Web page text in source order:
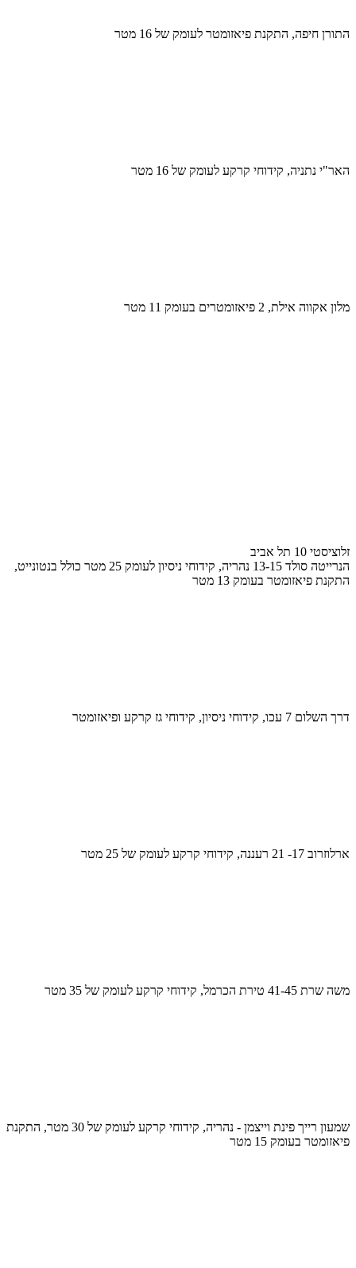
התורן חיפה, התקנת פיאזומטר לעומק של 16 מטר
האר"י נתניה, קידוחי קרקע לעומק של 16 מטר
מלון אקווה אילת, 2 פיאזומטרים בעומק 11 מטר
זלוציסטי 10 תל אביב
הנרייטה סולד 13-15 נהריה, קידוחי ניסיון לעומק 25 מטר כולל בנטונייט,
התקנת פיאזומטר בעומק 13 מטר
דרך השלום 7 עכו, קידוחי ניסיון, קידוחי גז קרקע ופיאזומטר
ארלוזרוב 17- 21 רעננה, קידוחי קרקע לעומק של 25 מטר
משה שרת 41-45 טירת הכרמל, קידוחי קרקע לעומק של 35 מטר
שמעון רייך פינת וייצמן - נהריה, קידוחי קרקע לעומק של 30 מטר, התקנת
פיאזומטר בעומק 15 מטר